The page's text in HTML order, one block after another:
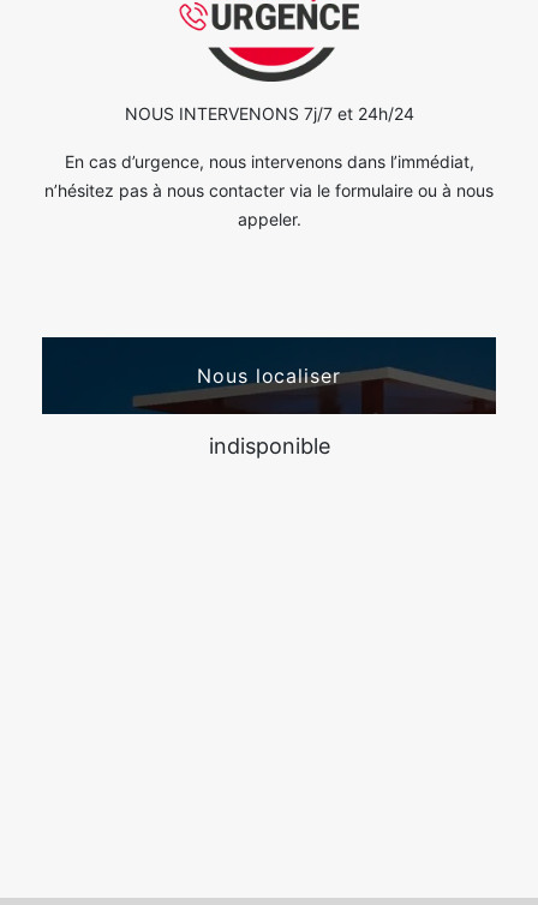
NOUS INTERVENONS 7j/7 et 24h/24
En cas d’urgence, nous intervenons dans l’immédiat,
n’hésitez pas à nous contacter via le formulaire ou à nous
appeler.
Nous localiser
indisponible